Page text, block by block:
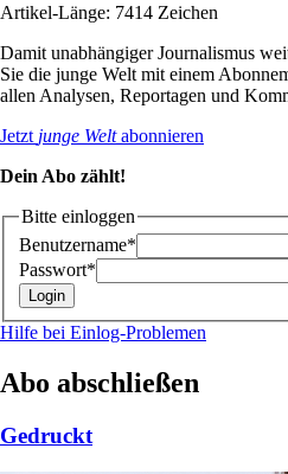
Artikel-Länge: 7414 Zeichen
Damit unabhängiger Journalismus
Sie die junge Welt mit einem
allen Analysen, Reportagen und
Jetzt junge Weltabonnieren
Dein Abo zählt!
Bitte einloggen
Benutzername*
Passwort*
Hilfe bei Einlog-Problemen
Abo abschließen
Gedruckt